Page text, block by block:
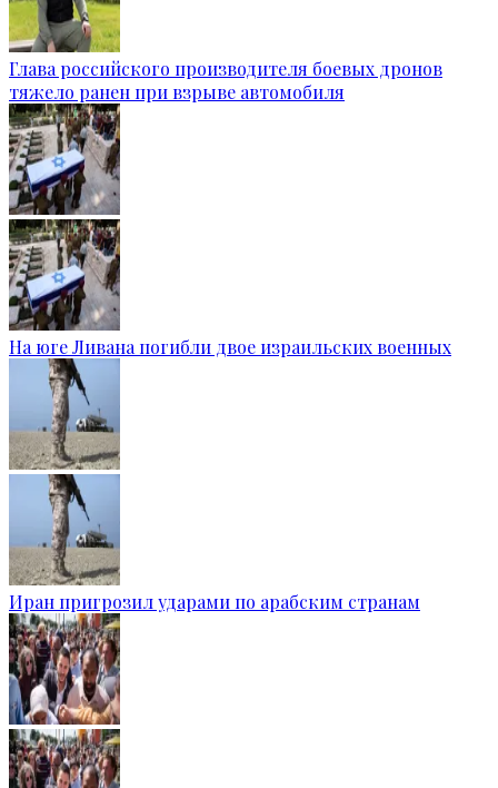
Глава российского производителя боевых дронов
тяжело ранен при взрыве автомобиля
На юге Ливана погибли двое израильских военных
Иран пригрозил ударами по арабским странам